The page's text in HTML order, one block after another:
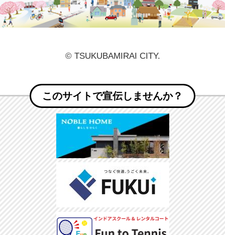
© TSUKUBAMIRAI CITY.
このサイトで宣伝しませんか？